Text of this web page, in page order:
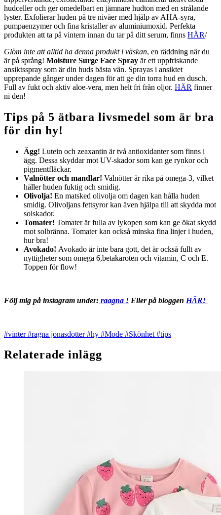
hudceller och ger omedelbart en jämnare hudton med en strålande
lyster. Exfolierar huden på tre nivåer med hjälp av AHA-syra,
pumpaenzymer och fina kristaller av aluminiumoxid. Perfekta
produkten att ta på vintern innan du tar på ditt serum, finns HÄR/
Glöm inte att alltid ha denna produkt i väskan, en räddning när du
är på språng! Moisture Surge Face Spray är ett uppfriskande
ansiktsspray som är din huds bästa vän. Sprayas i ansiktet
upprepande gånger under dagen för att ge din torra hud en dusch.
Full av fukt och aktiv aloe-vera, men helt fri från oljor. HÄR finner
ni den!
Tips på 5 ätbara livsmedel som är bra
för din hy!
Ägg! Lutein och zeaxantin är två antioxidanter som finns i
ägg. Dessa skyddar mot UV-skador som kan ge rynkor och
pigmentfläckar.
Valnötter och mandlar! Valnötter är rika på omega-3, vilket
håller huden fuktig och smidig.
Olivolja! En matsked olivolja om dagen kan hålla huden
smidig. Olivoljans fettsyror kan även hjälpa till att skydda mot
solskador.
Tomater! Tomater är fulla av lykopen som kan ge ökat skydd
mot solbränna. Tomater kan också minska fina linjer i huden,
hur bra!
Avokado! Avokado är inte bara gott, det är också fullt av
nyttigheter som omega 6,betakaroten och vitamin, C och E.
Toppen för flow!
Följ mig på instagram under: raagna ! Eller på bloggen HÄR!
#vinter#ragna jonasdotter#hy #Mode #Skönhet #tips
Relaterade inlägg